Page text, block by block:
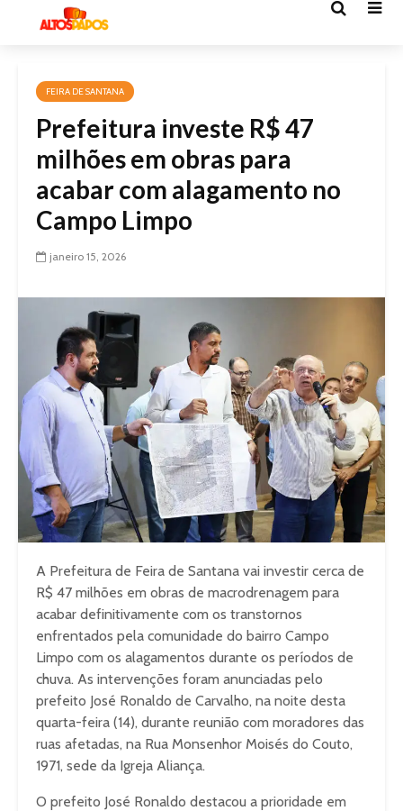
FEIRA DE SANTANA
Prefeitura investe R$ 47
milhões em obras para
acabar com alagamento no
Campo Limpo
janeiro 15, 2026
A Prefeitura de Feira de Santana vai investir cerca de
R$ 47 milhões em obras de macrodrenagem para
acabar definitivamente com os transtornos
enfrentados pela comunidade do bairro Campo
Limpo com os alagamentos durante os períodos de
chuva. As intervenções foram anunciadas pelo
prefeito José Ronaldo de Carvalho, na noite desta
quarta-feira (14), durante reunião com moradores das
ruas afetadas, na Rua Monsenhor Moisés do Couto,
1971, sede da Igreja Aliança.
O prefeito José Ronaldo destacou a prioridade em